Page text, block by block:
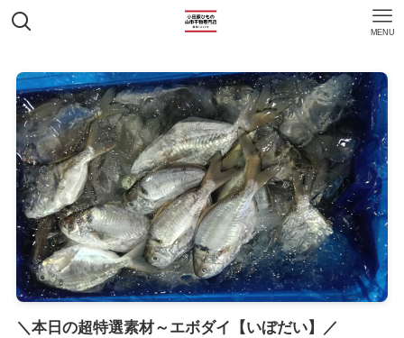
MENU
＼本日の超特選素材～エボダイ【いぼだい】／